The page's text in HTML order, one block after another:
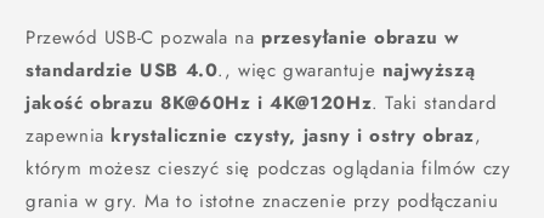
Przewód USB-C pozwala na przesyłanie obrazu w
standardzie USB 4.0., więc gwarantuje najwyższą
jakość obrazu 8K@60Hz i 4K@120Hz. Taki standard
zapewnia krystalicznie czysty, jasny i ostry obraz,
którym możesz cieszyć się podczas oglądania filmów czy
grania w gry. Ma to istotne znaczenie przy podłączaniu